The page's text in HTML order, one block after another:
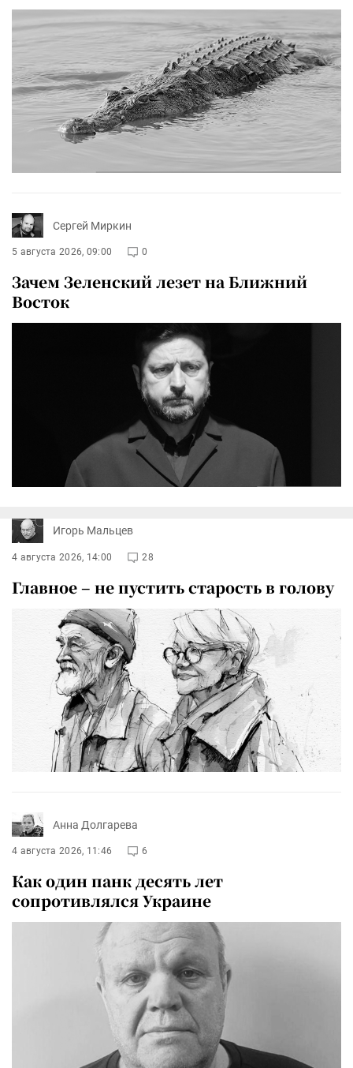
Сергей Миркин
5 августа 2026, 09:00 0
Зачем Зеленский лезет на Ближний
Восток
Игорь Мальцев
4 августа 2026, 14:00 28
Главное – не пустить старость в голову
Анна Долгарева
4 августа 2026, 11:46 6
Как один панк десять лет
сопротивлялся Украине